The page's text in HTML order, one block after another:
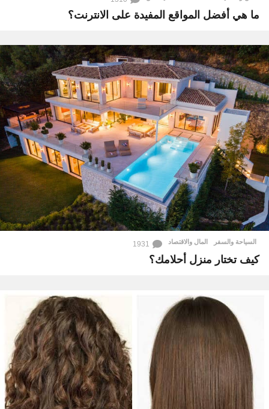
ما هي أفضل المواقع المفيدة على الانترنت؟
السياحة والسفر ,
المال والاقتصاد 1931
كيف تختار منزل أحلامك؟